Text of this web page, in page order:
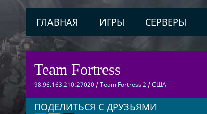
ГЛАВНАЯ ИГРЫ СЕРВЕРЫ
Team Fortress
98.96.163.210:27020 /Team Fortress 2 /США
ПОДЕЛИТЬСЯ С ДРУЗЬЯМИ